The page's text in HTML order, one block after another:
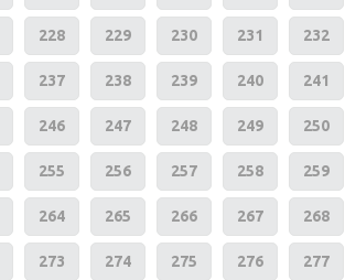
228 229 230 231 232
237 238 239 240 241
246 247 248 249 250
255 256 257 258 259
264 265 266 267 268
273 274 275 276 277